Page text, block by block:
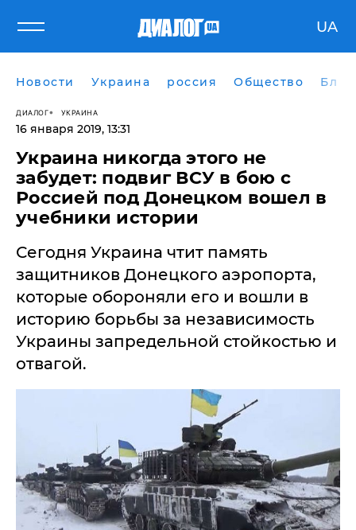
UA
Новости Украина россия Общество
ДИАЛОГ УКРАИНА
16 января 2019, 13:31
Украина никогда этого не
забудет: подвиг ВСУ в бою с
Россией под Донецком вошел в
учебники истории
​Сегодня Украина чтит память
защитников Донецкого аэропорта,
которые обороняли его и вошли в
историю борьбы за независимость
Украины запредельной стойкостью и
отвагой.